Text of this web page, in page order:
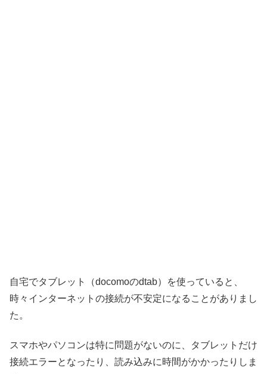
自宅でタブレット（docomoのdtab）を使っていると、
時々インターネットの接続が不安定になることがありまし
た。
スマホやパソコンは特に問題がないのに、タブレットだけ
接続エラーとなったり、読み込みに時間がかかったりしま